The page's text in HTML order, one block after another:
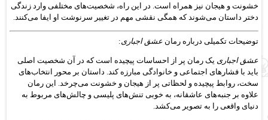
خشونت و هیجان نیز همراه است. در این راه، شخصیت‌های مختلفی وارد زندگی
دختر داستان می‌شوند که همگی نقشی مهم در تغییر سرنوشت او ایفا می‌کنند.
توضیحات تکمیلی درباره رمان عشق اجباری:
عشق اجباری یک رمان پر از احساسات پیچیده است که در آن شخصیت اصلی
باید با فشارهای اجتماعی و خانوادگی مبارزه کند. داستان بر محور انتخاب‌های
سخت، روابط پیچیده و لحظاتی پر از هیجان و خشونت می‌چرخد. این رمان
علاوه بر جنبه‌های عاشقانه، به خوبی تنش‌های پلیسی و چالش‌های مربوط به
دنیای واقعی را به تصویر می‌کشد.